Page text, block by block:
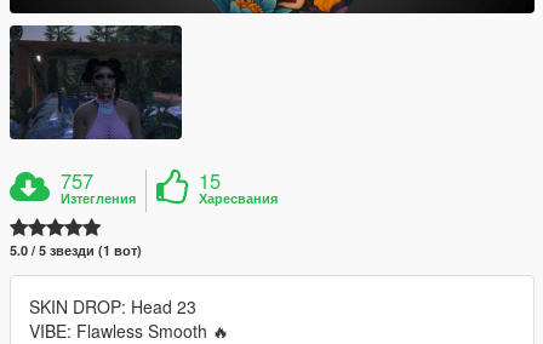
757
Изтегления
15
Харесвания
5.0 / 5 звезди (1 вот)
SKIN DROP: Head 23
VIBE: Flawless Smooth 🔥